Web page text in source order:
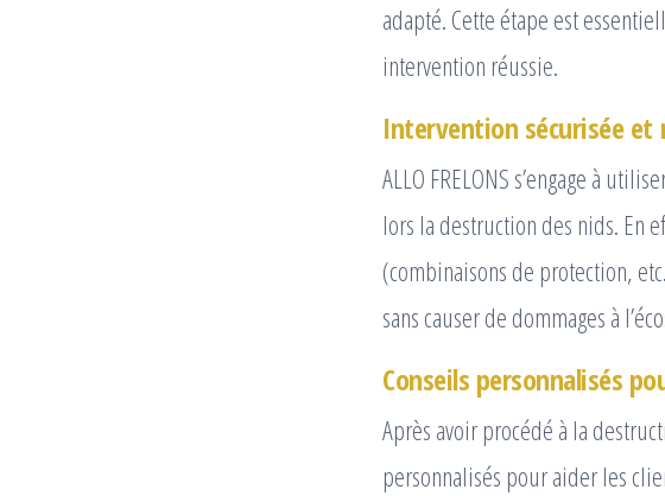
adapté. Cette étape est
intervention réussie.
Intervention sécurisée et
ALLO FRELONS s’engage à
lors la destruction des nids. En
(combinaisons de protection,
sans causer de dommages à
Conseils personnalisés
Après avoir procédé à la
personnalisés pour aider les